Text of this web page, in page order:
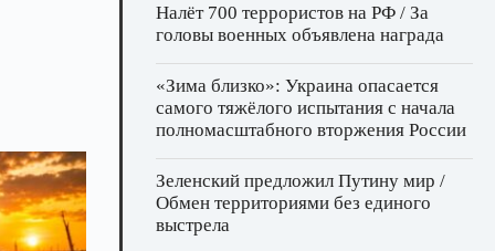
Налёт 700 террористов на РФ / За
головы военных объявлена награда
«Зима близко»: Украина опасается
самого тяжёлого испытания с начала
полномасштабного вторжения России
Зеленский предложил Путину мир /
Обмен территориями без единого
выстрела